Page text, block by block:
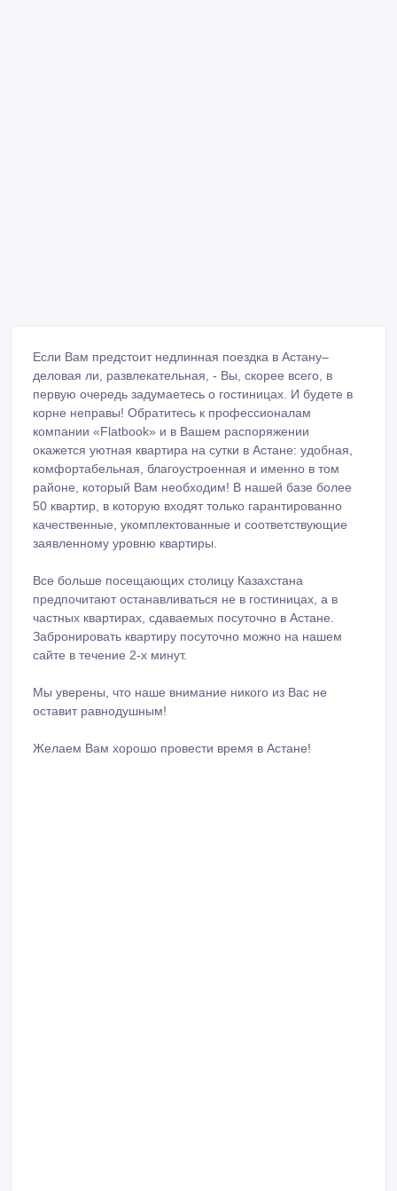
Если Вам предстоит недлинная поездка в Астану–
деловая ли, развлекательная, - Вы, скорее всего, в
первую очередь задумаетесь о гостиницах. И будете в
корне неправы! Обратитесь к профессионалам
компании «Flatbook» и в Вашем распоряжении
окажется уютная квартира на сутки в Астане: удобная,
комфортабельная, благоустроенная и именно в том
районе, который Вам необходим! В нашей базе более
50 квартир, в которую входят только гарантированно
качественные, укомплектованные и соответствующие
заявленному уровню квартиры.
Все больше посещающих столицу Казахстана
предпочитают останавливаться не в гостиницах, а в
частных квартирах, сдаваемых посуточно в Астане.
Забронировать квартиру посуточно можно на нашем
сайте в течение 2-х минут.
Мы уверены, что наше внимание никого из Вас не
оставит равнодушным!
Желаем Вам хорошо провести время в Астане!